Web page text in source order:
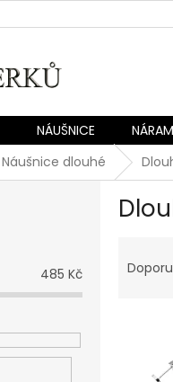
NÁUŠNICE
Náušnice dlouhé
485 Kč a